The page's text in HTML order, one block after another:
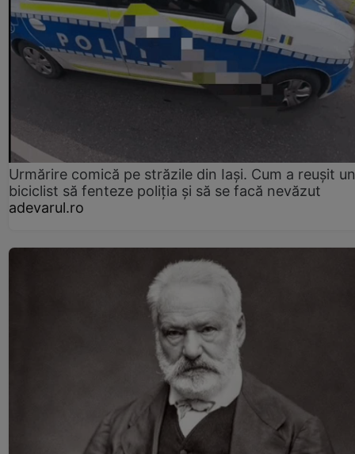
Urmărire comică pe străzile din Iași. Cum a reușit un
biciclist să fenteze poliția și să se facă nevăzut
adevarul.ro